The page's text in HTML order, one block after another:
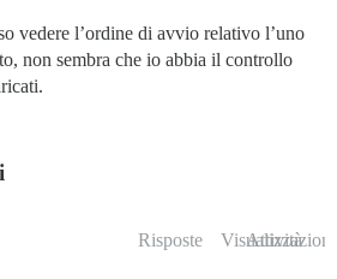
vedere l’ordine di avvio relativo l’uno
non sembra che io abbia il controllo
Risposte Visualizzazioni
Attività